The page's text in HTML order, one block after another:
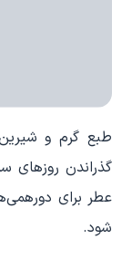
طبع گرم و
گذراندن روزهای
عطر برای
شود.